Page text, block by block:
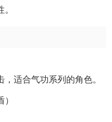
适合气功系列的角色。